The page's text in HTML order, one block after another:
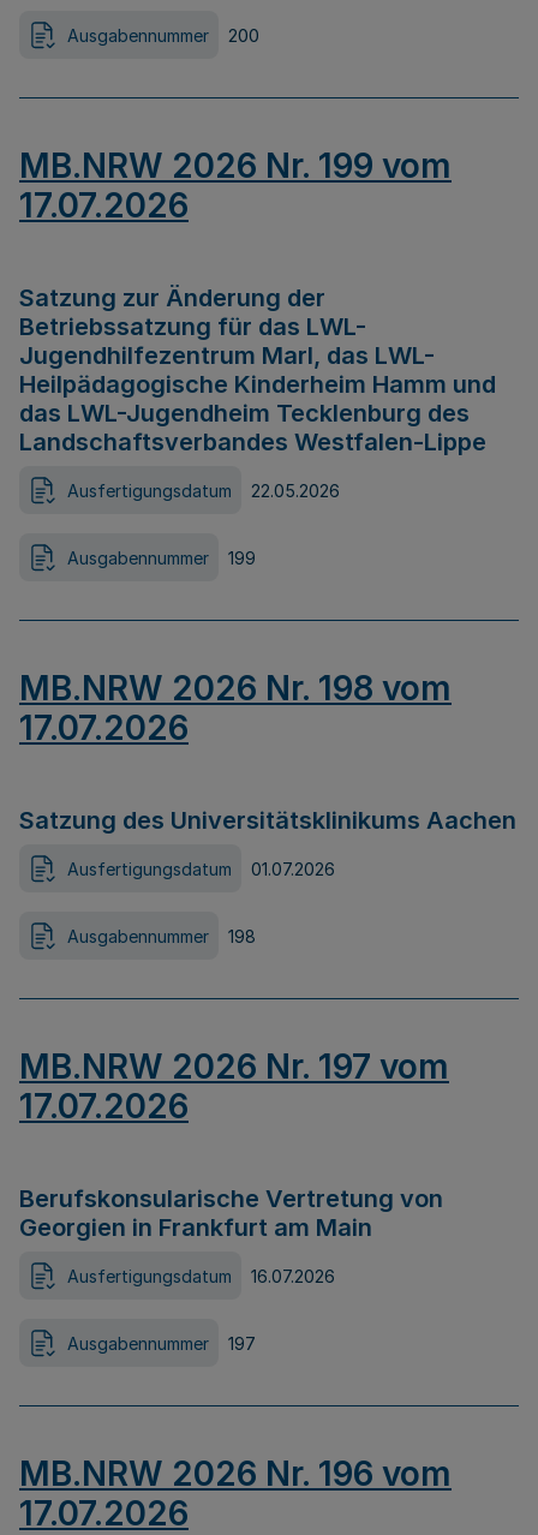
Ausgabennummer 200
MB.NRW 2026 Nr. 199 vom
17.07.2026
Satzung zur Änderung der
Betriebssatzung für das LWL-
Jugendhilfezentrum Marl, das LWL-
Heilpädagogische Kinderheim Hamm und
das LWL-Jugendheim Tecklenburg des
Landschaftsverbandes Westfalen-Lippe
Ausfertigungsdatum 22.05.2026
Ausgabennummer 199
MB.NRW 2026 Nr. 198 vom
17.07.2026
Satzung des Universitätsklinikums Aachen
Ausfertigungsdatum 01.07.2026
Ausgabennummer 198
MB.NRW 2026 Nr. 197 vom
17.07.2026
Berufskonsularische Vertretung von
Georgien in Frankfurt am Main
Ausfertigungsdatum 16.07.2026
Ausgabennummer 197
MB.NRW 2026 Nr. 196 vom
17.07.2026